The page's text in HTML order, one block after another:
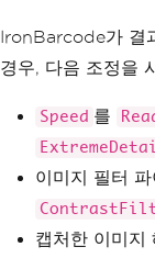
IronBarcode가 결
경우, 다음 조정을
Speed 를
이미지 필터 파
캡처한 이미지